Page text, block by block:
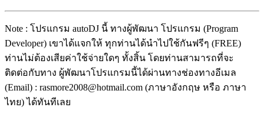
Note : โปรแกรม autoDJ นี้ ทางผู้พัฒนา โปรแกรม (Program
Developer) เขาได้แจกให้ ทุกท่านได้นำไปใช้กันฟรีๆ (FREE)
ท่านไม่ต้องเสียค่าใช้จ่ายใดๆ ทั้งสิ้น โดยท่านสามารถที่จะ
ติดต่อกับทาง ผู้พัฒนาโปรแกรมนี้ได้ผ่านทางช่องทางอีเมล
(Email) : rasmore2008@hotmail.com (ภาษาอังกฤษ หรือ ภาษา
ไทย) ได้ทันทีเลย